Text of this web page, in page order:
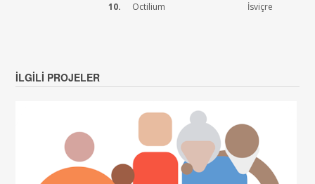
10. Octilium İsviçre
İLGILI PROJELER